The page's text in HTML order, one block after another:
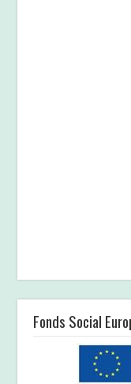
Fonds Social